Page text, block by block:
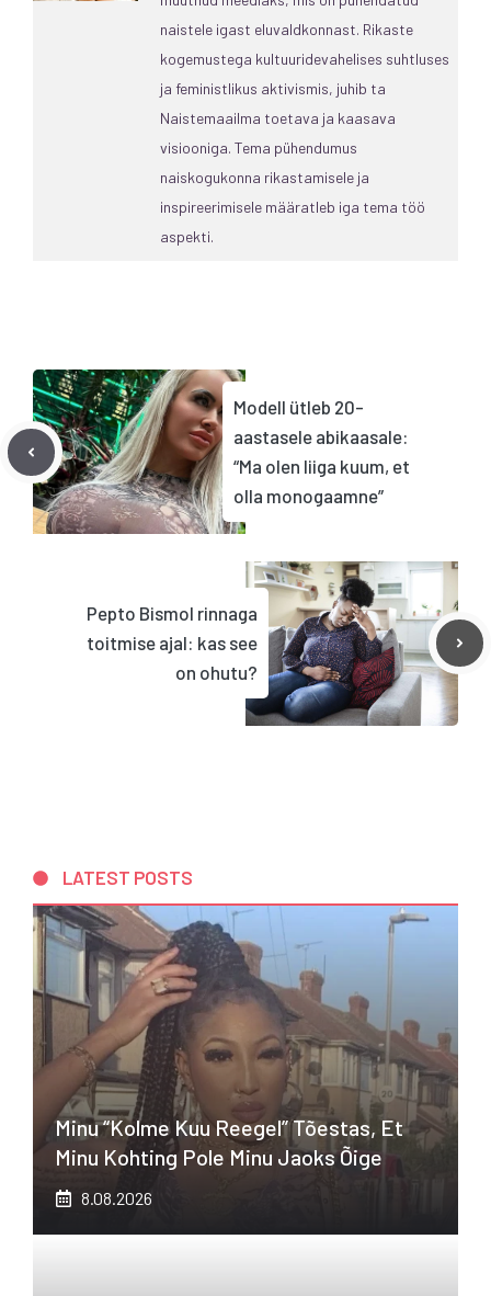
naistele igast eluvaldkonnast. Rikaste
kogemustega kultuuridevahelises suhtluses
ja feministlikus aktivismis, juhib ta
Naistemaailma toetava ja kaasava
visiooniga. Tema pühendumus
naiskogukonna rikastamisele ja
inspireerimisele määratleb iga tema töö
aspekti.
Modell ütleb 20-
aastasele abikaasale:
“Ma olen liiga kuum, et
olla monogaamne”
Pepto Bismol rinnaga
toitmise ajal: kas see
on ohutu?
LATEST POSTS
Minu “kolme Kuu Reegel” Tõestas, Et
Minu Kohting Pole Minu Jaoks Õige
8.08.2026